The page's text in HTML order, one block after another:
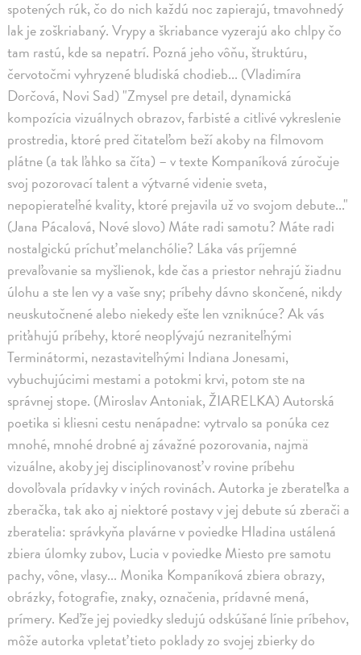
spotených rúk, čo do nich každú noc zapierajú, tmavohnedý
lak je zoškriabaný. Vrypy a škriabance vyzerajú ako chlpy čo
tam rastú, kde sa nepatrí. Pozná jeho vôňu, štruktúru,
červotočmi vyhryzené bludiská chodieb... (Vladimíra
Dorčová, Novi Sad) "Zmysel pre detail, dynamická
kompozícia vizuálnych obrazov, farbisté a citlivé vykreslenie
prostredia, ktoré pred čitateľom beží akoby na filmovom
plátne (a tak ľahko sa číta) – v texte Kompaníková zúročuje
svoj pozorovací talent a výtvarné videnie sveta,
nepopierateľné kvality, ktoré prejavila už vo svojom debute..."
(Jana Pácalová, Nové slovo) Máte radi samotu? Máte radi
nostalgickú príchuť melanchólie? Láka vás príjemné
prevaľovanie sa myšlienok, kde čas a priestor nehrajú žiadnu
úlohu a ste len vy a vaše sny; príbehy dávno skončené, nikdy
neuskutočnené alebo niekedy ešte len vzniknúce? Ak vás
priťahujú príbehy, ktoré neoplývajú nezraniteľnými
Terminátormi, nezastaviteľnými Indiana Jonesami,
vybuchujúcimi mestami a potokmi krvi, potom ste na
správnej stope. (Miroslav Antoniak, ŽIARELKA) Autorská
poetika si kliesni cestu nenápadne: vytrvalo sa ponúka cez
mnohé, mnohé drobné aj závažné pozorovania, najmä
vizuálne, akoby jej disciplinovanosť v rovine príbehu
dovoľovala prídavky v iných rovinách. Autorka je zberateľka a
zberačka, tak ako aj niektoré postavy v jej debute sú zberači a
zberatelia: správkyňa plavárne v poviedke Hladina ustálená
zbiera úlomky zubov, Lucia v poviedke Miesto pre samotu
pachy, vône, vlasy... Monika Kompaníková zbiera obrazy,
obrázky, fotografie, znaky, označenia, prídavné mená,
prímery. Keďže jej poviedky sledujú odskúšané línie príbehov,
môže autorka vpletať tieto poklady zo svojej zbierky do